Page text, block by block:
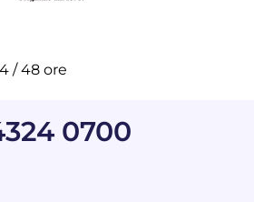
/ 48 ore
0700